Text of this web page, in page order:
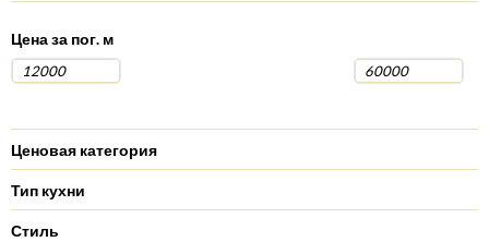
Цена за пог. м
Ценовая категория
Тип кухни
Стиль